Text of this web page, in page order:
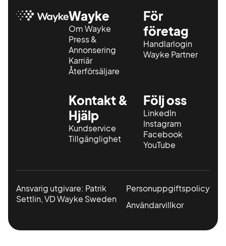
Wayke
Om Wayke
Press &
Annonsering
Karriär
Återförsäljare
För
företag
Handlarlogin
Wayke Partner
Kontakt &
Hjälp
Kundservice
Tillgänglighet
Följ oss
LinkedIn
Instagram
Facebook
YouTube
Ansvarig utgivare: Patrik
Settlin, VD Wayke Sweden
Personuppgiftspolicy
Användarvillkor